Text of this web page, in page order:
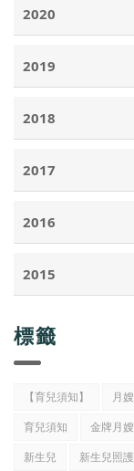
2020
2019
2018
2017
2016
2015
標籤
【育兒須知】 月嫂
育兒須知
金牌月嫂
新生兒
新生兒照護